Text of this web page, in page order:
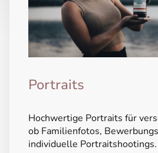
Portraits
Hochwertige Portraits für
ob Familienfotos,
individuelle Portraitshootings.